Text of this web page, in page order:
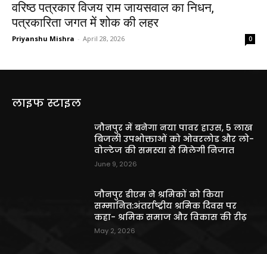
वरिष्ठ पत्रकार विजय राम जायसवाल का निधन,
पत्रकारिता जगत में शोक की लहर
Priyanshu Mishra - April 28, 2026 0
लाइफ स्टाइल
जौनपुर में बनेगा नया पावर हाउस, 5 लाख
बिजली उपभोक्ताओं को ओवरलोड और लो-
वोल्टेज की समस्या से मिलेगी निजात
June 9, 2026
जौनपुर डीएम ने श्रमिकों को किया
सम्मानित:अंतर्राष्ट्रीय श्रमिक दिवस पर
कहा- श्रमिक समाज और विकास की रीढ़
May 2, 2026